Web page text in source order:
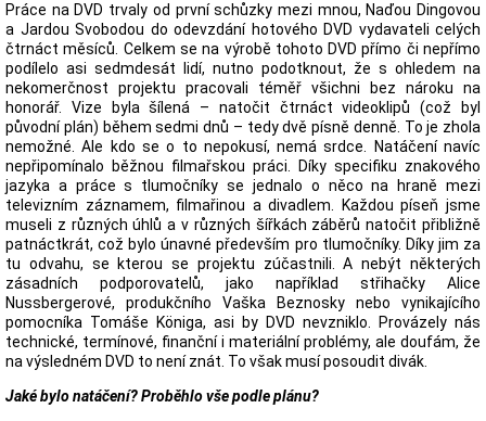
Práce na DVD trvaly od první schůzky mezi mnou, Naďou Dingovou
a Jardou Svobodou do odevzdání hotového DVD vydavateli celých
čtrnáct měsíců. Celkem se na výrobě tohoto DVD přímo či nepřímo
podílelo asi sedmdesát lidí, nutno podotknout, že s ohledem na
nekomerčnost projektu pracovali téměř všichni bez nároku na
honorář. Vize byla šílená – natočit čtrnáct videoklipů (což byl
původní plán) během sedmi dnů – tedy dvě písně denně. To je zhola
nemožné. Ale kdo se o to nepokusí, nemá srdce. Natáčení navíc
nepřipomínalo běžnou filmařskou práci. Díky specifiku znakového
jazyka a práce s tlumočníky se jednalo o něco na hraně mezi
televizním záznamem, filmařinou a divadlem. Každou píseň jsme
museli z různých úhlů a v různých šířkách záběrů natočit přibližně
patnáctkrát, což bylo únavné především pro tlumočníky. Díky jim za
tu odvahu, se kterou se projektu zúčastnili. A nebýt některých
zásadních podporovatelů, jako například střihačky Alice
Nussbergerové, produkčního Vaška Beznosky nebo vynikajícího
pomocníka Tomáše Königa, asi by DVD nevzniklo. Provázely nás
technické, termínové, finanční i materiální problémy, ale doufám, že
na výsledném DVD to není znát. To však musí posoudit divák.
Jaké bylo natáčení? Proběhlo vše podle plánu?